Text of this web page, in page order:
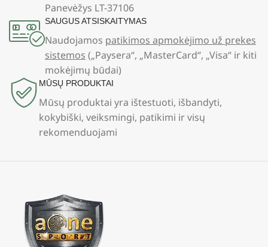
Panevėžys LT-37106
SAUGUS ATSISKAITYMAS
Naudojamos patikimos apmokėjimo už prekes
sistemos („Paysera“, „MasterCard“, „Visa“ ir kiti
mokėjimų būdai)
MŪSŲ PRODUKTAI
Mūsų produktai yra ištestuoti, išbandyti,
kokybiški, veiksmingi, patikimi ir visų
rekomenduojami